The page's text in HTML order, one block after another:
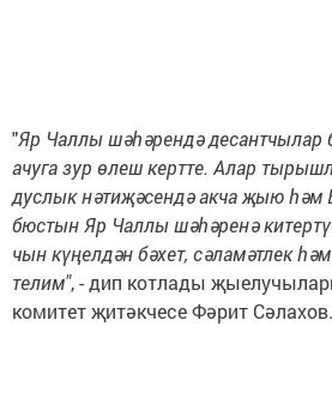
"Яр Чаллы шәһәрендә десантчылар
ачуга зур өлеш кертте. Алар
дуслык нәтиҗәсендә акча җыю һәм
бюстын Яр Чаллы шәһәренә
чын күңелдән бәхет, сәламәтлек
телим", - дип котлады
комитет җитәкчесе Фәрит Сәлахов.